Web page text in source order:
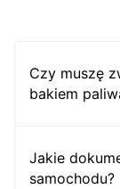
Czy muszę
bakiem
Jakie
samochodu?